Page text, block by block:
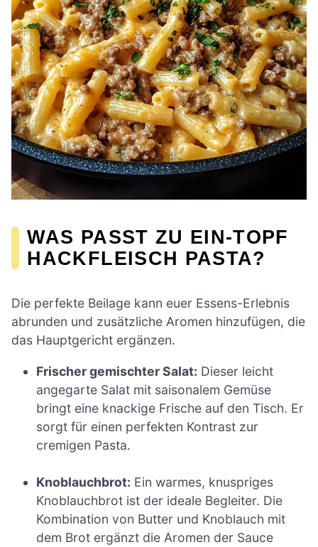
WAS PASST ZU EIN-TOPF
HACKFLEISCH PASTA?
Die perfekte Beilage kann euer Essens-Erlebnis
abrunden und zusätzliche Aromen hinzufügen, die
das Hauptgericht ergänzen.
Frischer gemischter Salat: Dieser leicht
angegarte Salat mit saisonalem Gemüse
bringt eine knackige Frische auf den Tisch. Er
sorgt für einen perfekten Kontrast zur
cremigen Pasta.
Knoblauchbrot: Ein warmes, knuspriges
Knoblauchbrot ist der ideale Begleiter. Die
Kombination von Butter und Knoblauch mit
dem Brot ergänzt die Aromen der Sauce